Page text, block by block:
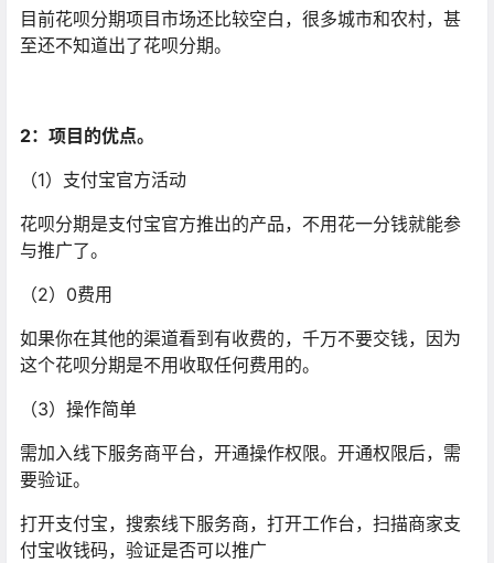
目前花呗分期项目市场还比较空白，很多城市和农村，甚
至还不知道出了花呗分期。
2：项目的优点。
（1）支付宝官方活动
花呗分期是支付宝官方推出的产品，不用花一分钱就能参
与推广了。
（2）0费用
如果你在其他的渠道看到有收费的，千万不要交钱，因为
这个花呗分期是不用收取任何费用的。
（3）操作简单
需加入线下服务商平台，开通操作权限。开通权限后，需
要验证。
打开支付宝，搜索线下服务商，打开工作台，扫描商家支
付宝收钱码，验证是否可以推广